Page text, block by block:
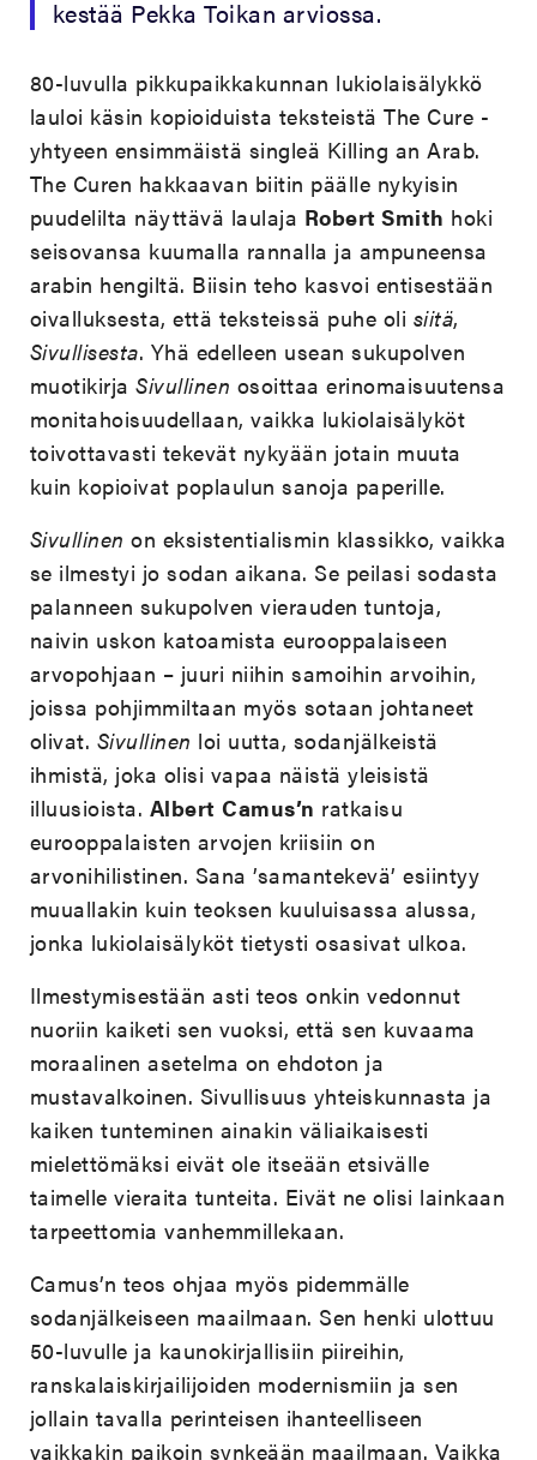
kestää Pekka Toikan arviossa.
80-luvulla pikkupaikkakunnan lukiolaisälykkö
lauloi käsin kopioiduista teksteistä The Cure -
yhtyeen ensimmäistä singleä Killing an Arab.
The Curen hakkaavan biitin päälle nykyisin
puudelilta näyttävä laulaja Robert Smith hoki
seisovansa kuumalla rannalla ja ampuneensa
arabin hengiltä. Biisin teho kasvoi entisestään
oivalluksesta, että teksteissä puhe oli siitä,
Sivullisesta. Yhä edelleen usean sukupolven
muotikirjaSivullinen osoittaa erinomaisuutensa
monitahoisuudellaan, vaikka lukiolaisälyköt
toivottavasti tekevät nykyään jotain muuta
kuin kopioivat poplaulun sanoja paperille.
Sivullinen on eksistentialismin klassikko, vaikka
se ilmestyi jo sodan aikana. Se peilasi sodasta
palanneen sukupolven vierauden tuntoja,
naivin uskon katoamista eurooppalaiseen
arvopohjaan – juuri niihin samoihin arvoihin,
joissa pohjimmiltaan myös sotaan johtaneet
olivat. Sivullinen loi uutta, sodanjälkeistä
ihmistä, joka olisi vapaa näistä yleisistä
illuusioista. Albert Camus’n ratkaisu
eurooppalaisten arvojen kriisiin on
arvonihilistinen. Sana ’samantekevä’ esiintyy
muuallakin kuin teoksen kuuluisassa alussa,
jonka lukiolaisälyköt tietysti osasivat ulkoa.
Ilmestymisestään asti teos onkin vedonnut
nuoriin kaiketi sen vuoksi, että sen kuvaama
moraalinen asetelma on ehdoton ja
mustavalkoinen. Sivullisuus yhteiskunnasta ja
kaiken tunteminen ainakin väliaikaisesti
mielettömäksi eivät ole itseään etsivälle
taimelle vieraita tunteita. Eivät ne olisi lainkaan
tarpeettomia vanhemmillekaan.
Camus’n teos ohjaa myös pidemmälle
sodanjälkeiseen maailmaan. Sen henki ulottuu
50-luvulle ja kaunokirjallisiin piireihin,
ranskalaiskirjailijoiden modernismiin ja sen
jollain tavalla perinteisen ihanteelliseen
vaikkakin paikoin synkeään maailmaan. Vaikka